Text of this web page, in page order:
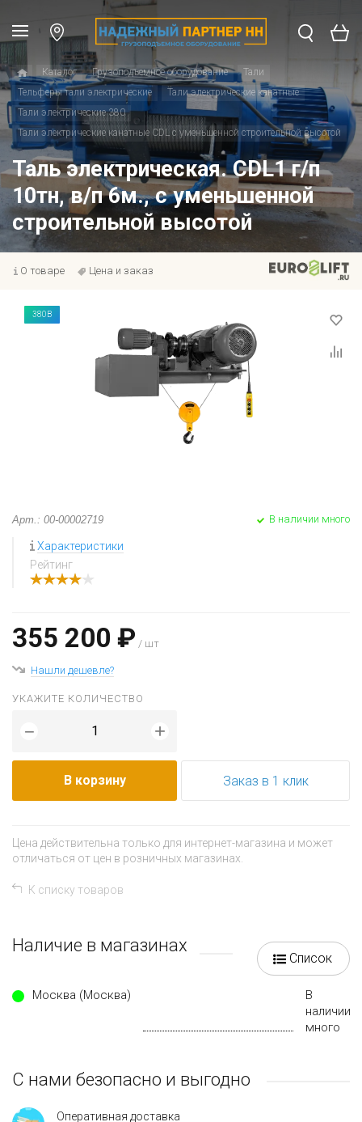
Каталог Грузоподъемное оборудование
Тали
Тельферы тали электрические
Тали электрические канатные
Тали электрические 380
Тали электрические канатные CDL с уменьшенной строительной высотой
Таль электрическая. CDL1 г/п
10тн, в/п 6м., с уменьшенной
строительной высотой
О товаре Цена и заказ
380В
Арт.: 00-00002719 В наличии много
Характеристики
Рейтинг
355 200 ₽ / шт
Нашли дешевле?
УКАЖИТЕ КОЛИЧЕСТВО
− +
В корзину Заказ в 1 клик
Цена действительна только для интернет-магазина и может
отличаться от цен в розничных магазинах.
К списку товаров
Наличие в магазинах
Список
Москва (Москва)
В
наличии
много
С нами безопасно и выгодно
Оперативная доставка